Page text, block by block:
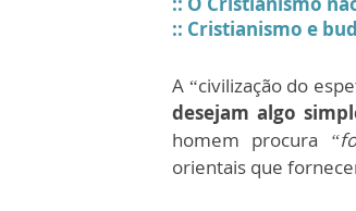
:: Cristianismo e
A “civilização do
desejam algo
homem procura
orientais que